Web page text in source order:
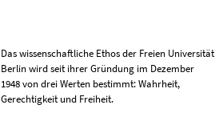
Das wissenschaftliche Ethos der Freien Universität
Berlin wird seit ihrer Gründung im Dezember
1948 von drei Werten bestimmt: Wahrheit,
Gerechtigkeit und Freiheit.